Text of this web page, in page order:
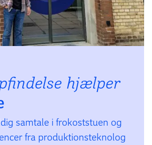
hjælper
samtale i frokoststuen og
fra produktionsteknolog